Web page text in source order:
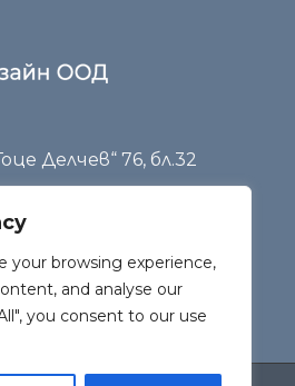
your browsing experience,
and analyse our
you consent to our use
Делчев“ 76, бл.32